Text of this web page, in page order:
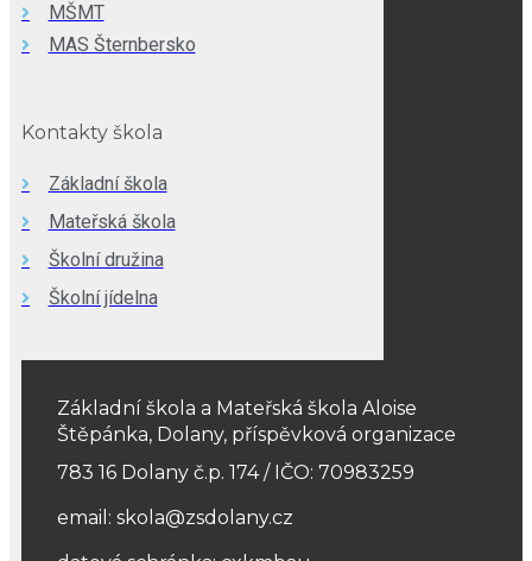
MŠMT
MAS Šternbersko
Kontakty škola
Základní škola
Mateřská škola
Školní družina
Školní jídelna
Základní škola a Mateřská škola Aloise
Štěpánka, Dolany, příspěvková organizace
783 16 Dolany č.p. 174 / IČO: 70983259
email: skola@zsdolany.cz